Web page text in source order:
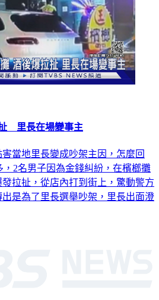
里長在場變事主
當地里長變成吵架主因，怎麼回
，2名男子因為金錢糾紛，在檳榔攤
拉扯，從店內打到街上，驚動警方
是為了里長選舉吵架，里長出面澄